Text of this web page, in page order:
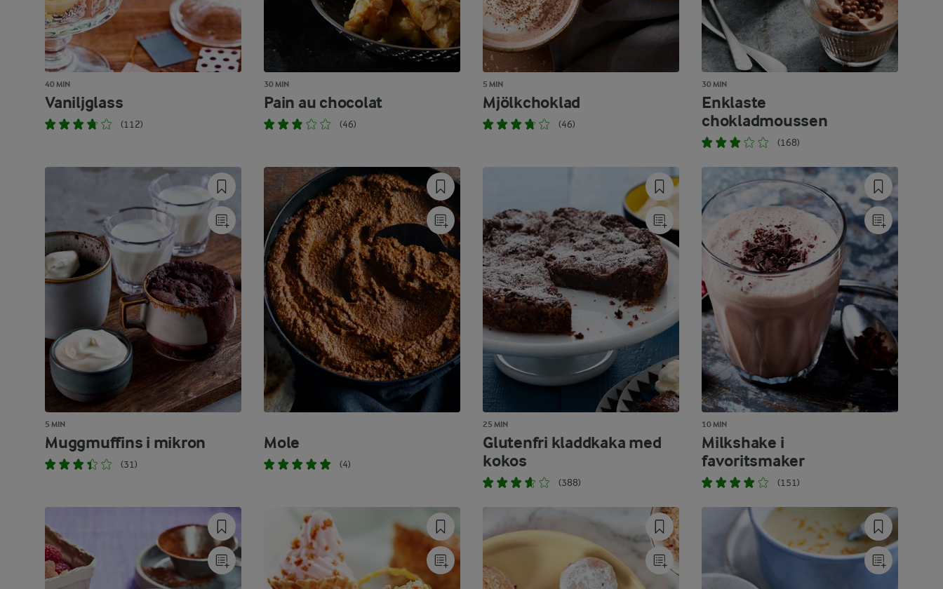
40 MIN
Vaniljglass
(112)
30 MIN
Pain au chocolat
(46)
5 MIN
Mjölkchoklad
(46)
30 MIN
Enklaste
chokladmoussen
(168)
5 MIN
Muggmuffins i mikron
(31)
Mole
(4)
25 MIN
Glutenfri kladdkaka med
kokos
(388)
10 MIN
Milkshake i
favoritsmaker
(151)